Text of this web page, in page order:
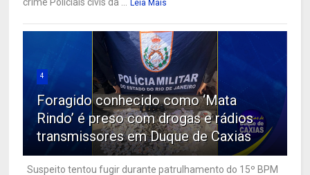
Leia Mais
4
Foragido conhecido como ‘Mata
Rindo’ é preso com drogas e rádios
transmissores em Duque de Caxias
Suspeito tentou fugir durante patrulhamento do 15º BPM